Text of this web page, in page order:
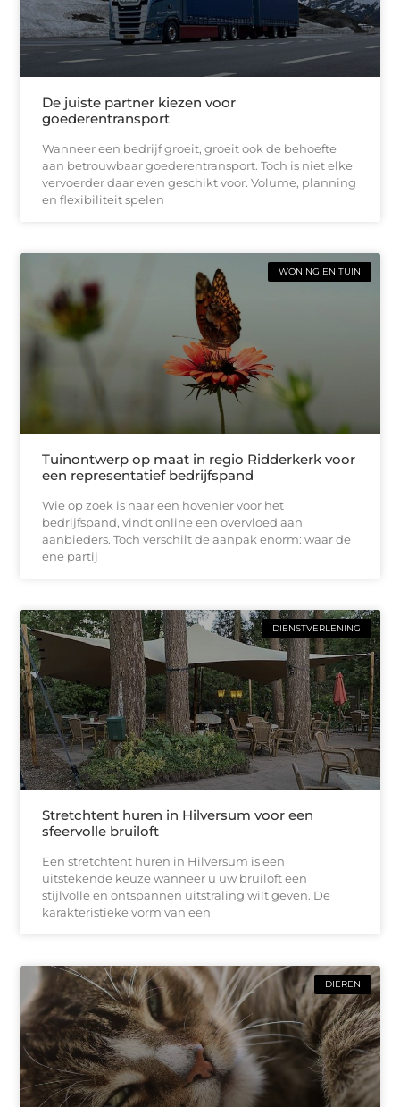
De juiste partner kiezen voor
goederentransport
Wanneer een bedrijf groeit, groeit ook de behoefte
aan betrouwbaar goederentransport. Toch is niet elke
vervoerder daar even geschikt voor. Volume, planning
en flexibiliteit spelen
WONING EN TUIN
Tuinontwerp op maat in regio Ridderkerk voor
een representatief bedrijfspand
Wie op zoek is naar een hovenier voor het
bedrijfspand, vindt online een overvloed aan
aanbieders. Toch verschilt de aanpak enorm: waar de
ene partij
DIENSTVERLENING
Stretchtent huren in Hilversum voor een
sfeervolle bruiloft
Een stretchtent huren in Hilversum is een
uitstekende keuze wanneer u uw bruiloft een
stijlvolle en ontspannen uitstraling wilt geven. De
karakteristieke vorm van een
DIEREN